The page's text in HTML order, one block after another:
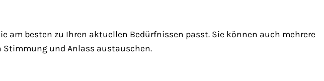
am besten zu Ihren aktuellen Bedürfnissen passt. Sie können auch mehrere
Stimmung und Anlass austauschen.